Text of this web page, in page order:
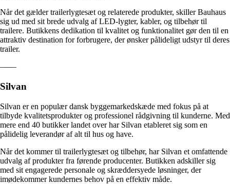
Når det gælder trailerlygtesæt og relaterede produkter, skiller Bauhaus
sig ud med sit brede udvalg af LED-lygter, kabler, og tilbehør til
trailere. Butikkens dedikation til kvalitet og funktionalitet gør den til en
attraktiv destination for forbrugere, der ønsker pålideligt udstyr til deres
trailer.
——
Silvan
Silvan er en populær dansk byggemarkedskæde med fokus på at
tilbyde kvalitetsprodukter og professionel rådgivning til kunderne. Med
mere end 40 butikker landet over har Silvan etableret sig som en
pålidelig leverandør af alt til hus og have.
Når det kommer til trailerlygtesæt og tilbehør, har Silvan et omfattende
udvalg af produkter fra førende producenter. Butikken adskiller sig
med sit engagerede personale og skræddersyede løsninger, der
imødekommer kundernes behov på en effektiv måde.